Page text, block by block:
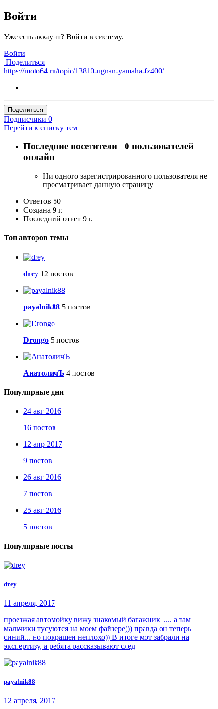
Войти
Уже есть аккаунт? Войти в систему.
Войти
Поделиться
https://moto64.ru/topic/13810-ugnan-yamaha-fz400/
Поделиться
Подписчики 0
Перейти к списку тем
Последние посетители 0 пользователей
онлайн
Ни одного зарегистрированного пользователя не
просматривает данную страницу
Ответов 50
Создана 9 г.
Последний ответ 9 г.
Топ авторов темы
drey 12 постов
payalnik88 5 постов
Drongo 5 постов
АнатоличЪ 4 постов
Популярные дни
24 авг 2016
16 постов
12 апр 2017
9 постов
26 авг 2016
7 постов
25 авг 2016
5 постов
Популярные посты
drey
11 апреля, 2017
проезжая автомойку вижу знакомый багажник ..... а там
мальчики тусуются на моем файзере))) правда он теперь
синий... но покрашен неплохо)) В итоге мот забрали на
экспертизу, а ребята рассказывают след
payalnik88
12 апреля, 2017